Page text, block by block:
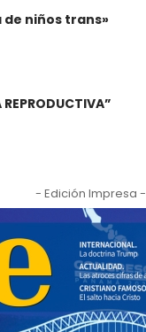
niños trans»
- Edición Impresa -